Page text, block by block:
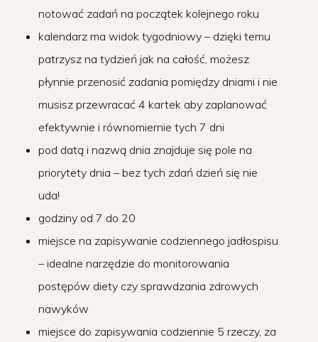
notować zadań na początek kolejnego roku
kalendarz ma widok tygodniowy – dzięki temu
patrzysz na tydzień jak na całość, możesz
płynnie przenosić zadania pomiędzy dniami i nie
musisz przewracać 4 kartek aby zaplanować
efektywnie i równomiernie tych 7 dni
pod datą i nazwą dnia znajduje się pole na
priorytety dnia – bez tych zdań dzień się nie
uda!
godziny od 7 do 20
miejsce na zapisywanie codziennego jadłospisu
– idealne narzędzie do monitorowania
postępów diety czy sprawdzania zdrowych
nawyków
miejsce do zapisywania codziennie 5 rzeczy, za